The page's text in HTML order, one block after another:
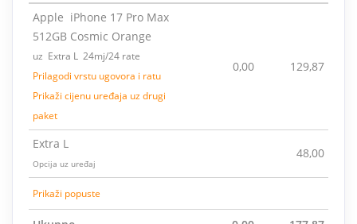
Apple iPhone 17 Pro Max
512GB Cosmic Orange
uz Extra L 24mj/24 rate
Prilagodi vrstu ugovora i ratu
Prikaži cijenu uređaja uz drugi
paket
0,00 129,87
Extra L
Opcija uz uređaj
48,00
Prikaži popuste